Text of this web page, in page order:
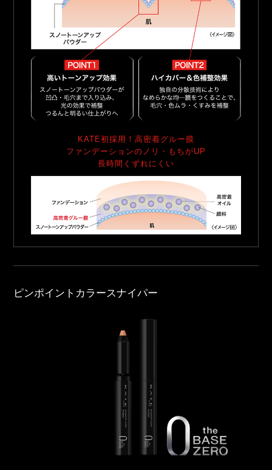
KATE初採用！高密着グルー膜
ファンデーションのノリ・もちがUP
長時間くずれにくい
ピンポイントカラースナイパー